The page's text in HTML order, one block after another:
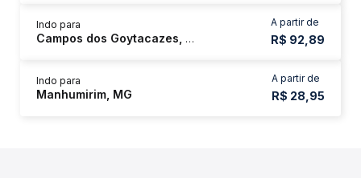
A partir de
R$ 92,89
Indo para
Campos dos Goytacazes, RJ - Shopping Estrada
A partir de
R$ 28,95
Indo para
Manhumirim, MG